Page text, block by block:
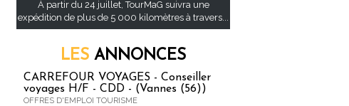
À partir du 24 juillet, TourMaG suivra une
expédition de plus de 5 000 kilomètres à travers...
LES ANNONCES
CARREFOUR VOYAGES - Conseiller
voyages H/F - CDD - (Vannes (56))
OFFRES D'EMPLOI TOURISME